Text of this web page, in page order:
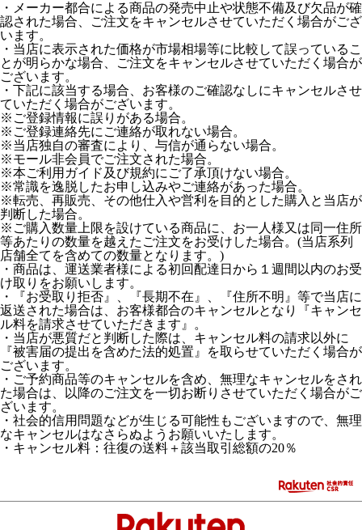
・メーカー都合による商品の発売中止や状態不備及び欠品が確
認された場合、ご注文をキャンセルさせていただく場合がござ
います。
・当店に表示された価格が市場相場等に比較して誤っているこ
とが明らかな場合、ご注文をキャンセルさせていただく場合が
ございます。
・下記に該当する場合、お客様のご確認なしにキャンセルさせ
ていただく場合がございます。
※ご登録情報に誤りがある場合。
※ご登録連絡先にご連絡が取れない場合。
※当店独自の審査により、与信が通らない場合。
※モール非会員でご注文された場合。
※本ご利用ガイド及び規約にご了承頂けない場合。
※常識を逸脱したお申し込みやご連絡があった場合。
※転売、再販売、その他仕入や営利を目的とした購入と当店が
判断した場合。
※ご購入数量上限を設けている商品に、お一人様又は同一住所
等あたりの数量を越えたご注文をお受けした場合。(当店系列
店舗全てを含めての数量となります。)
・商品は、運送業者様による初回配達日から１週間以内のお受
け取りをお願いします。
・『お受取り拒否』、『長期不在』、『住所不明』等で当店に
返送された場合は、お客様都合のキャンセルとなり『キャンセ
ル料を請求させていただきます』。
・当店が悪質だと判断した際は、キャンセル料の請求以外に
『被害届の提出を含めた法的処置』を取らせていただく場合が
ございます。
・ご予約商品等のキャンセルを含め、無理なキャンセルをされ
た場合は、以降のご注文を一切お断りさせていただく場合がご
ざいます。
・社会的信用問題などが生じる可能性もございますので、無理
なキャンセルはなさらぬようお願いいたします。
・キャンセル料：往復の送料＋該当取引総額の20％